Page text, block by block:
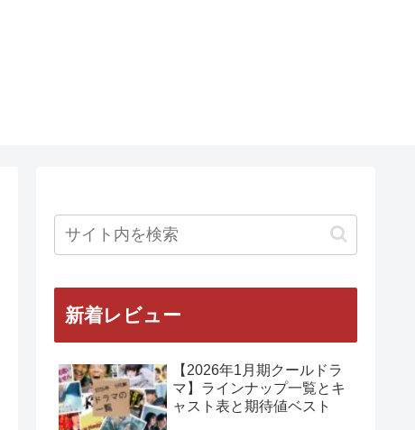
新着レビュー
【2026年1月期クールドラ
マ】ラインナップ一覧とキ
ャスト表と期待値ベスト